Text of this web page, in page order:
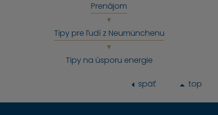
Prenájom
Tipy pre ľudí z Neumünchenu
Tipy na úsporu energie
späť top